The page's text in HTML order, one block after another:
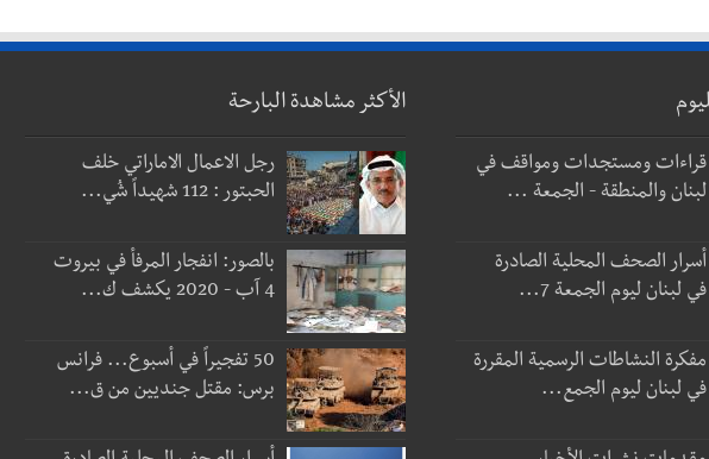
قراءات ومستجدات ومواقف في
لبنان والمنطقة - الجمعة ...
أسرار الصحف المحلية الصادرة
في لبنان ليوم الجمعة 7...
مفكرة النشاطات الرسمية المقررة
في لبنان ليوم الجمع...
الأكثر مشاهدة البارحة
رجل الاعمال الاماراتي خلف
الحبتور : 112 شهيداً شُي...
بالصور: انفجار المرفأ في بيروت
4 آب - 2020 يكشف ك...
50 تفجيراً في أسبوع... فرانس
برس: مقتل جنديين من ق...